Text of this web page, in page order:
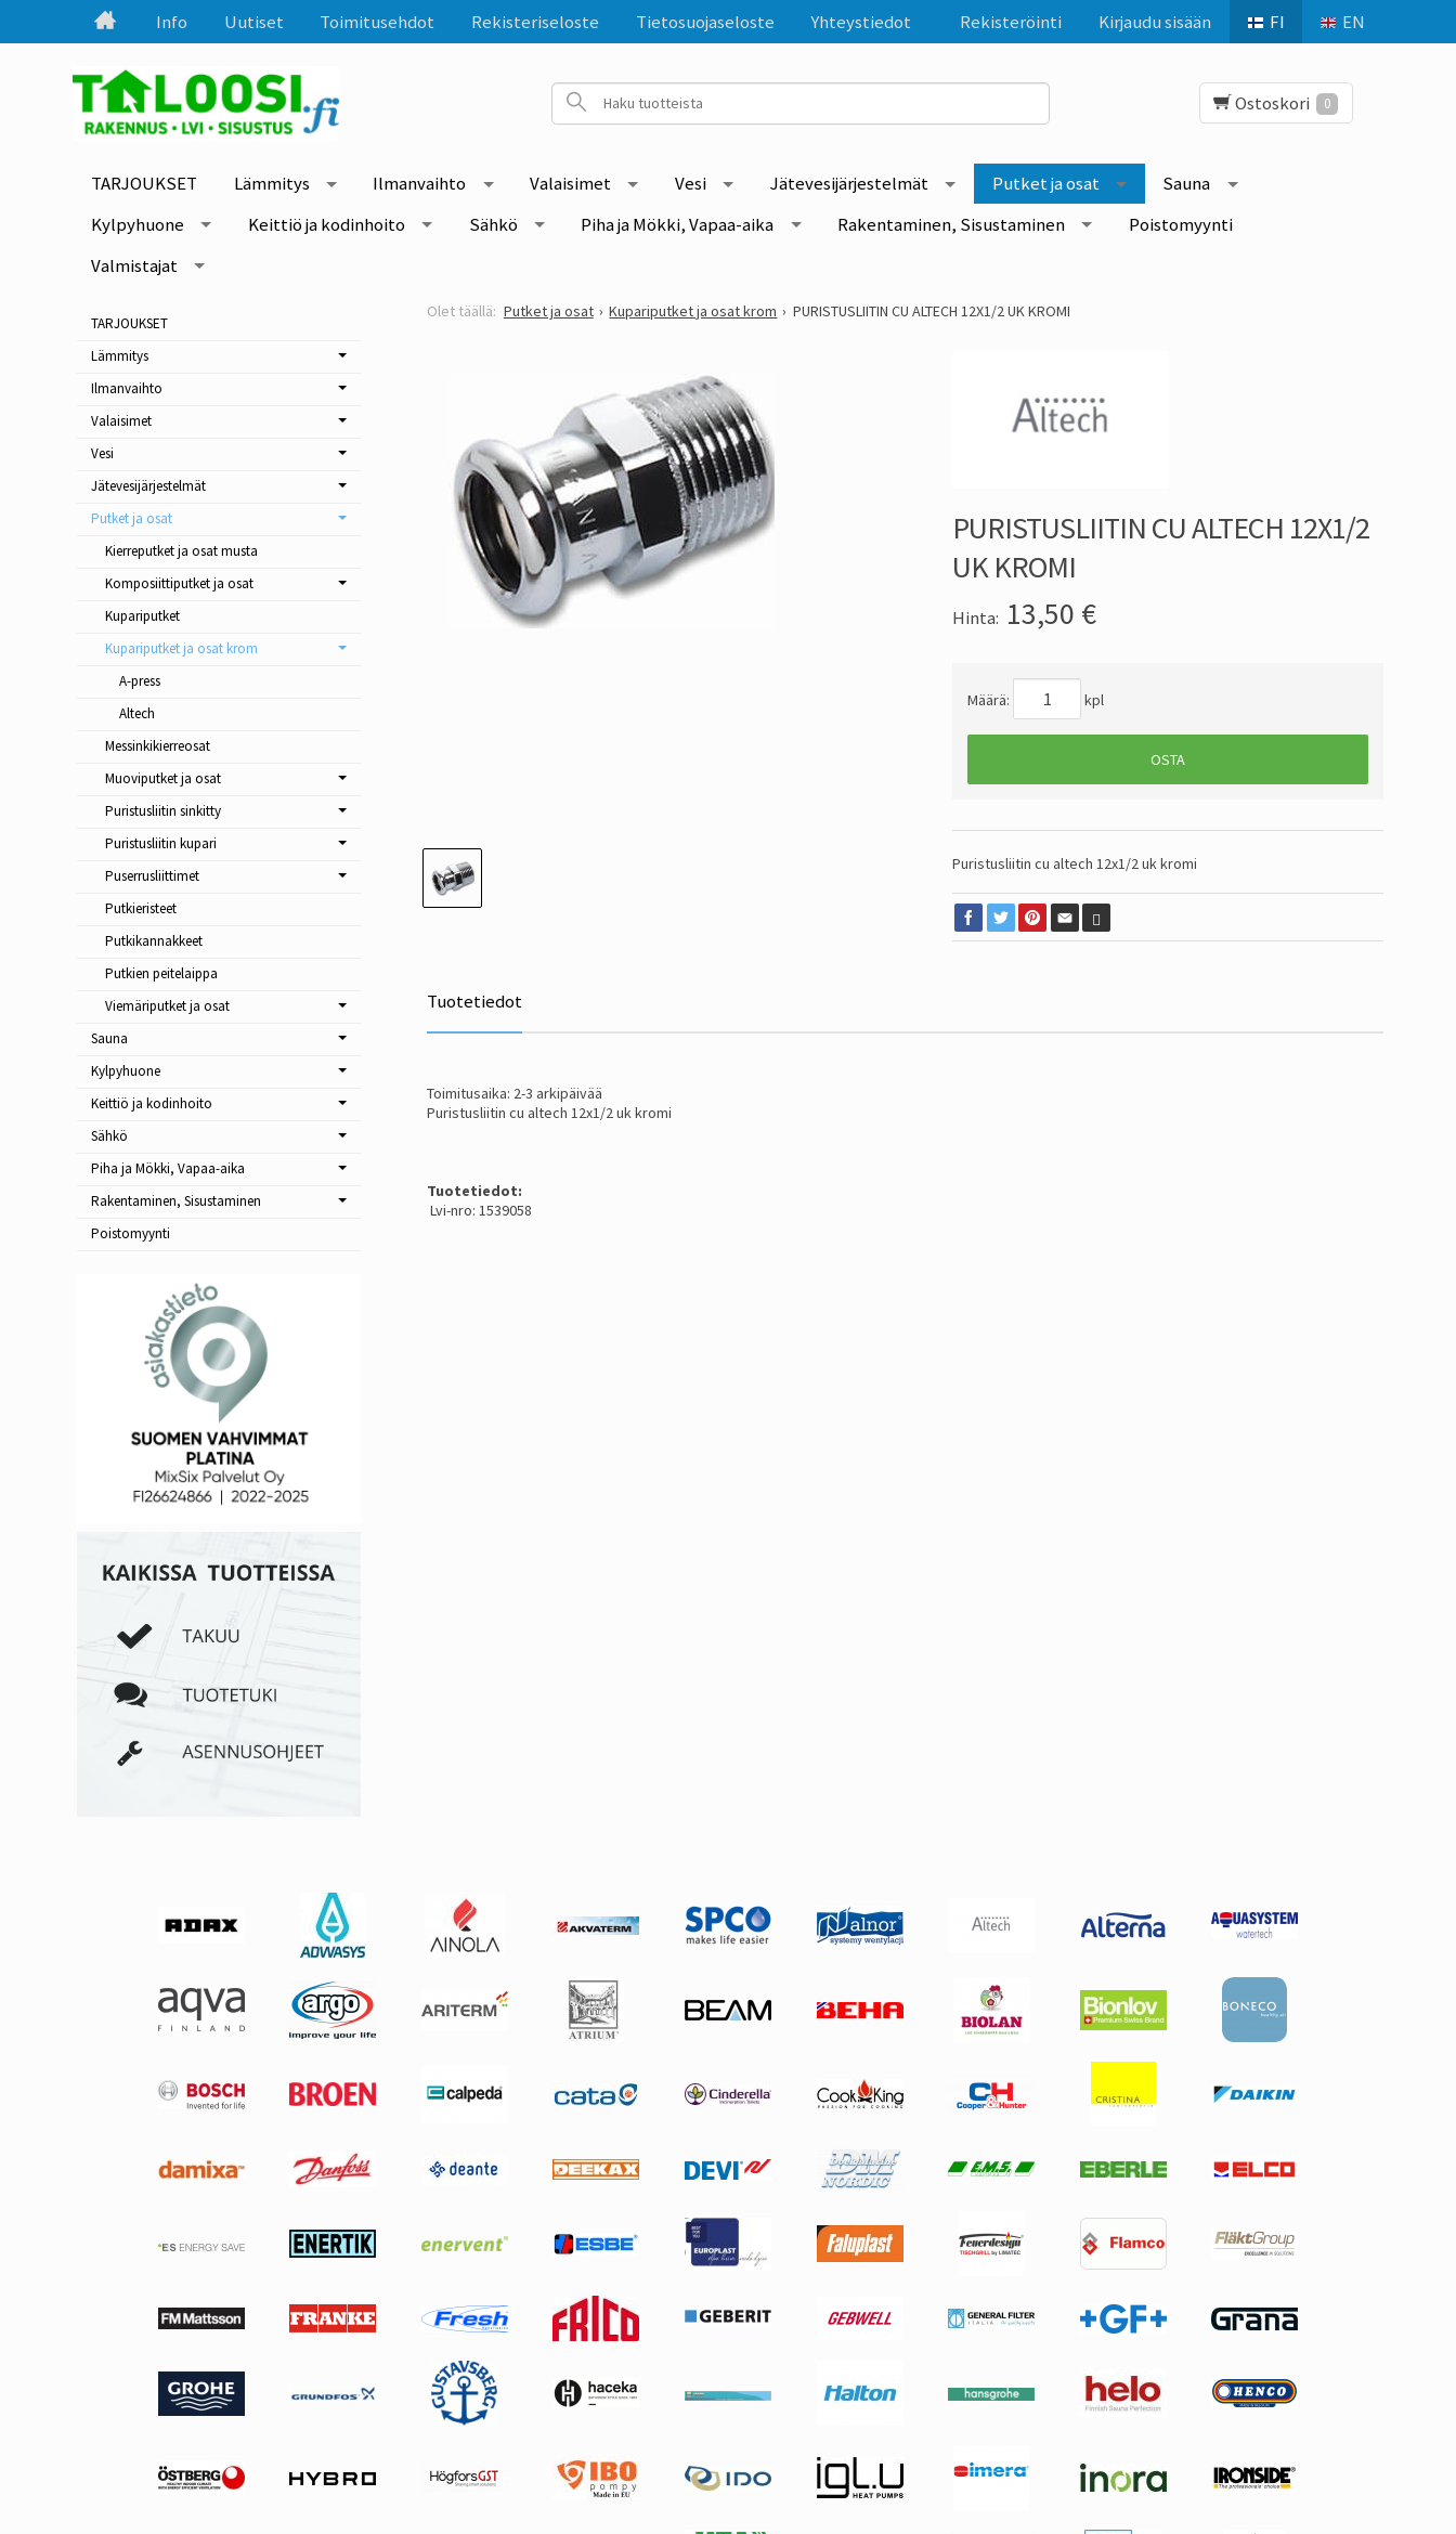
FI EN
Rekisteröinti Kirjaudu sisään
Info Uutiset Toimitusehdot Rekisteriseloste Tietosuojaseloste Yhteystiedot
Ostoskori 0
TARJOUKSET Lämmitys Ilmanvaihto Valaisimet Vesi Jätevesijärjestelmät Putket ja osat
Sauna
Kylpyhuone
Keittiö ja kodinhoito Sähkö Piha ja Mökki, Vapaa-aika Rakentaminen, Sisustaminen
Poistomyynti
Valmistajat
Putket ja osat Kupariputket ja osat krom PURISTUSLIITIN CU ALTECH 12X1/2 UK KROMI
PURISTUSLIITIN CU ALTECH 12X1/2
UK KROMI
Hinta: 13,50 €
Määrä: kpl
OSTA
Puristusliitin cu altech 12x1/2 uk kromi
Tuotetiedot
Toimitusaika: 2-3 arkipäivää
Puristusliitin cu altech 12x1/2 uk kromi
Tuotetiedot:
Lvi-nro: 1539058
TARJOUKSET
Lämmitys
Ilmanvaihto
Valaisimet
Vesi
Jätevesijärjestelmät
Putket ja osat
Kierreputket ja osat musta
Komposiittiputket ja osat
Kupariputket
Kupariputket ja osat krom
A-press
Altech
Messinkikierreosat
Muoviputket ja osat
Puristusliitin sinkitty
Puristusliitin kupari
Puserrusliittimet
Putkieristeet
Putkikannakkeet
Putkien peitelaippa
Viemäriputket ja osat
Sauna
Kylpyhuone
Keittiö ja kodinhoito
Sähkö
Piha ja Mökki, Vapaa-aika
Rakentaminen, Sisustaminen
Poistomyynti